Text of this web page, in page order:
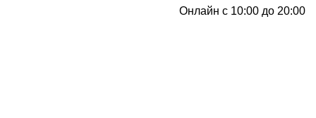
Онлайн с 10:00 до 20:00